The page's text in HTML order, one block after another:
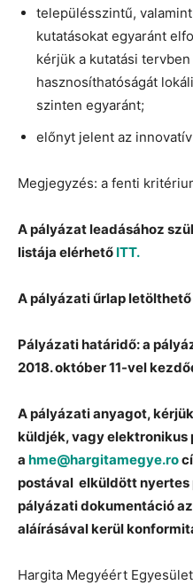
településszintű,
kutatásokat egyaránt
kérjük a kutatási
hasznosíthatóságát
szinten egyaránt;
előnyt jelent az
Megjegyzés: a fenti
A pályázat leadásához
listája elérhető ITT.
A pályázati űrlap letölthető
Pályázati határidő: a
2018. október 11-vel
A pályázati anyagot,
küldjék, vagy elektronikus
a hme@hargitamegye.ro
postával elküldött nyertes
pályázati dokumentáció
aláírásával kerül
Hargita Megyéért Egyesület